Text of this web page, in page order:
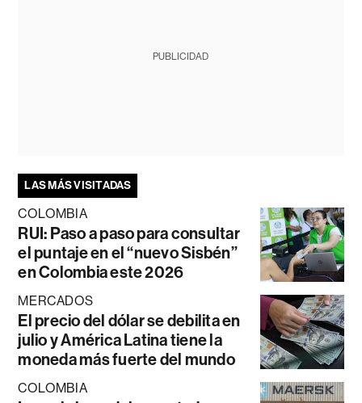
PUBLICIDAD
LAS MÁS VISITADAS
COLOMBIA
RUI: Paso a paso para consultar
el puntaje en el “nuevo Sisbén”
en Colombia este 2026
MERCADOS
El precio del dólar se debilita en
julio y América Latina tiene la
moneda más fuerte del mundo
COLOMBIA